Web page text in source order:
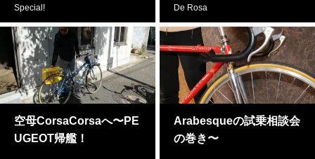
Special!
De Rosa
空母CorsaCorsaへ〜PE
UGEOT帰艦！
Arabesqueの試乗相談会
の巻き〜